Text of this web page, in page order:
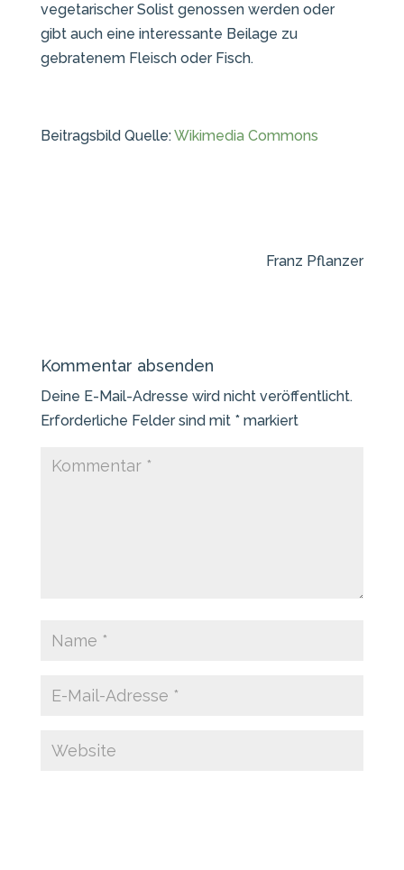
vegetarischer Solist genossen werden oder
gibt auch eine interessante Beilage zu
gebratenem Fleisch oder Fisch.
Beitragsbild Quelle:Wikimedia Commons
Franz Pflanzer
Kommentar absenden
Deine E-Mail-Adresse wird nicht veröffentlicht.
Erforderliche Felder sind mit *markiert